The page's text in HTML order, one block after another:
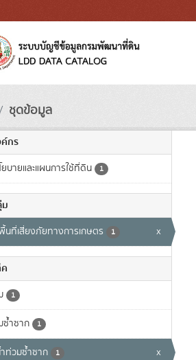
ชุดข้อมูล
กร
บายและแผนการใช้ที่ดิน 1
นที่เสี่ยงภัยทางการเกษตร 1 x
1
ซ้ำซาก 1
ท่วมซ้ำซาก 1 x